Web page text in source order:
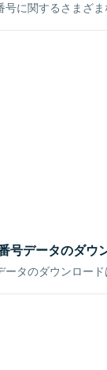
号に関するさまざま
号データのダウ
ータのダウンロー